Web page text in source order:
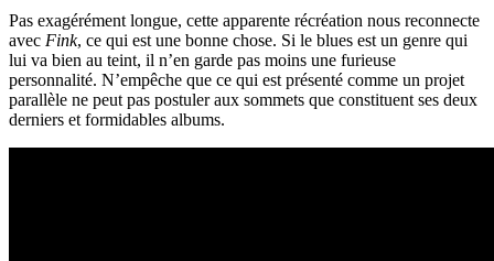
Pas exagérément longue, cette apparente récréation nous reconnecte
avec Fink, ce qui est une bonne chose. Si le blues est un genre qui
lui va bien au teint, il n’en garde pas moins une furieuse
personnalité. N’empêche que ce qui est présenté comme un projet
parallèle ne peut pas postuler aux sommets que constituent ses deux
derniers et formidables albums.